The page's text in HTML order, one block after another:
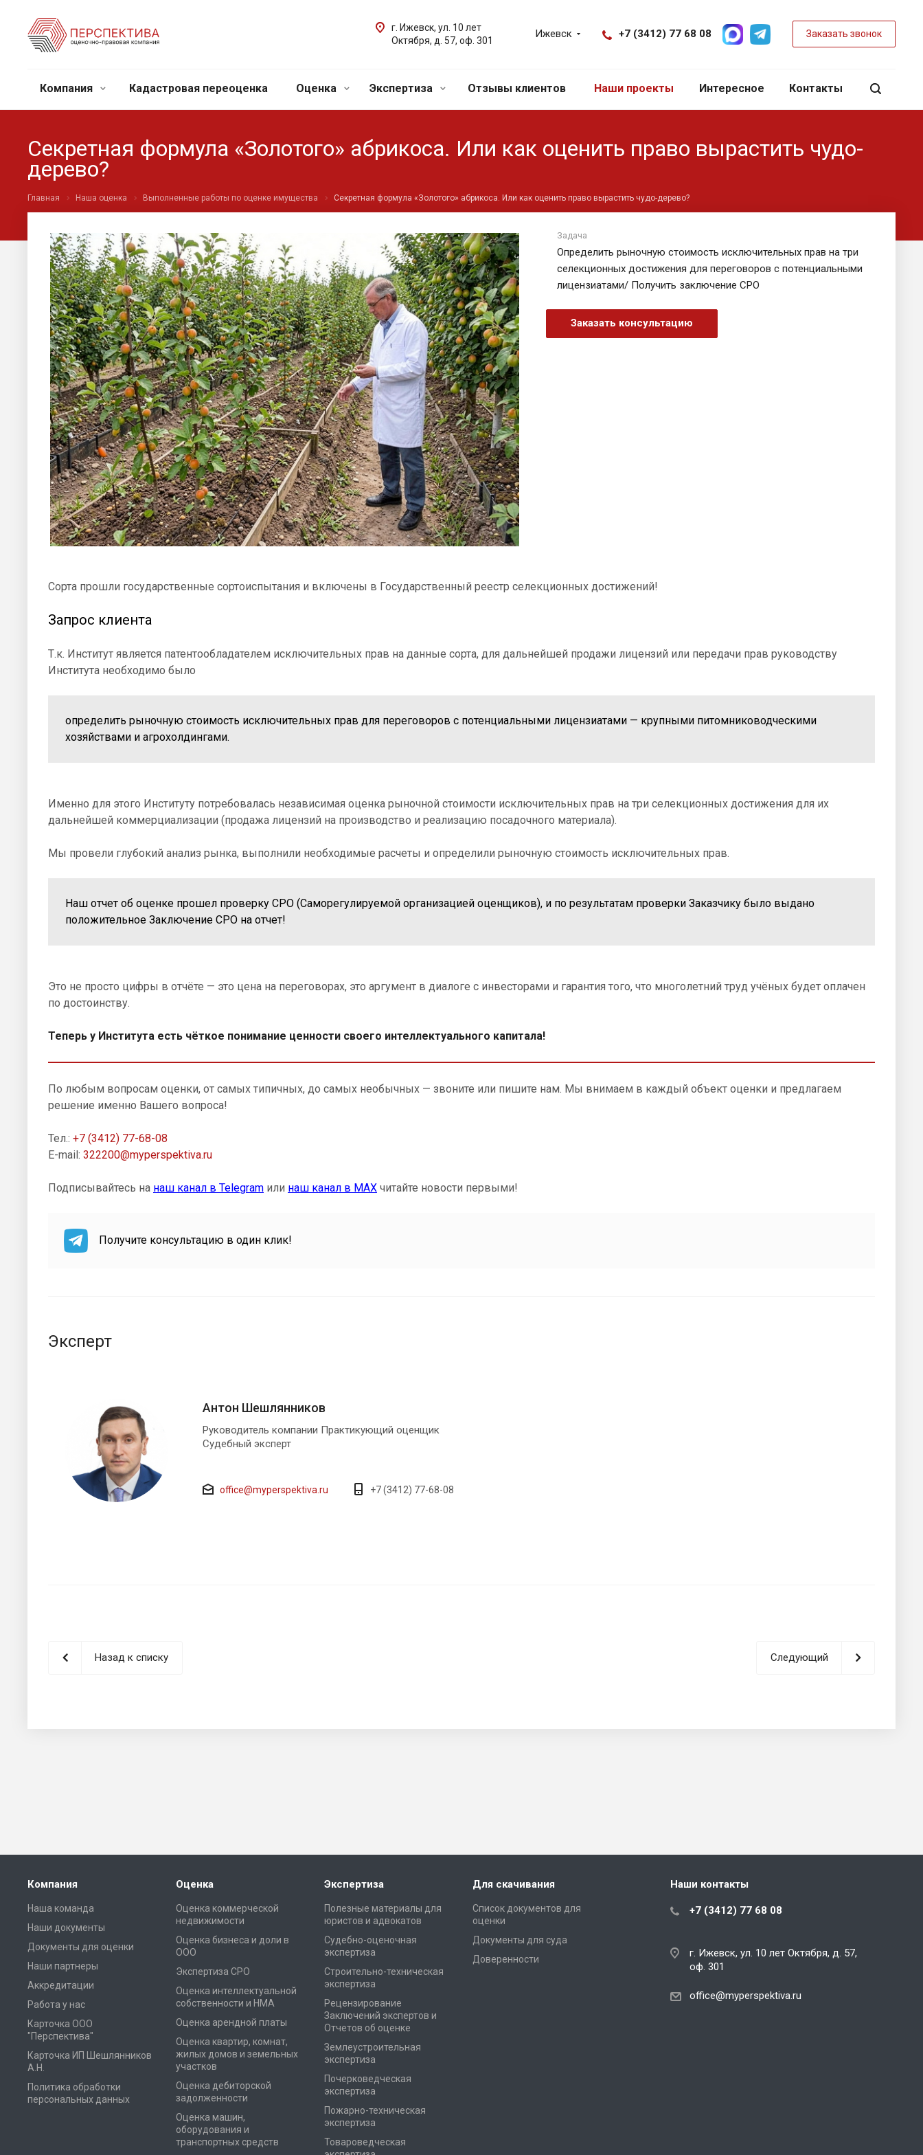
Ижевск +7 (3412) 77 68 08 Заказать звонок
г. Ижевск, ул. 10 лет
Октября, д. 57, оф. 301
Компания Кадастровая переоценка Оценка Экспертиза Отзывы клиентов Наши проекты Интересное Контакты
Секретная формула «Золотого» абрикоса. Или как оценить право вырастить чудо-
дерево?
Главная Наша оценка Выполненные работы по оценке имущества Секретная формула «Золотого» абрикоса. Или как оценить право вырастить чудо-дерево?
Задача
Определить рыночную стоимость исключительных прав на три
селекционных достижения для переговоров с потенциальными
лицензиатами/ Получить заключение СРО
Заказать консультацию
Сорта прошли государственные сортоиспытания и включены в Государственный реестр селекционных достижений!
Запрос клиента
Т.к. Институт является патентообладателем исключительных прав на данные сорта, для дальнейшей продажи лицензий или передачи прав руководству
Института необходимо было
определить рыночную стоимость исключительных прав для переговоров с потенциальными лицензиатами — крупными питомниководческими
хозяйствами и агрохолдингами.
Именно для этого Институту потребовалась независимая оценка рыночной стоимости исключительных прав на три селекционных достижения для их
дальнейшей коммерциализации (продажа лицензий на производство и реализацию посадочного материала).
Мы провели глубокий анализ рынка, выполнили необходимые расчеты и определили рыночную стоимость исключительных прав.
Наш отчет об оценке прошел проверку СРО (Саморегулируемой организацией оценщиков), и по результатам проверки Заказчику было выдано
положительное Заключение СРО на отчет!
Это не просто цифры в отчёте — это цена на переговорах, это аргумент в диалоге с инвесторами и гарантия того, что многолетний труд учёных будет оплачен
по достоинству.
Теперь у Института есть чёткое понимание ценности своего интеллектуального капитала!
По любым вопросам оценки, от самых типичных, до самых необычных — звоните или пишите нам. Мы внимаем в каждый объект оценки и предлагаем
решение именно Вашего вопроса!
Тел.: +7 (3412) 77-68-08
E-mail: 322200@myperspektiva.ru
Подписывайтесь на наш канал в Telegram или наш канал в MAX читайте новости первыми!
Получите консультацию в один клик!
Эксперт
Антон Шешлянников
Руководитель компании Практикующий оценщик
Судебный эксперт
office@myperspektiva.ru +7 (3412) 77-68-08
Назад к списку Следующий
Компания
Наша команда
Наши документы
Документы для оценки
Наши партнеры
Аккредитации
Работа у нас
Карточка ООО
"Перспектива"
Карточка ИП Шешлянников
А.Н.
Политика обработки
персональных данных
Оценка
Оценка коммерческой
недвижимости
Оценка бизнеса и доли в
ООО
Экспертиза СРО
Оценка интеллектуальной
собственности и НМА
Оценка арендной платы
Оценка квартир, комнат,
жилых домов и земельных
участков
Оценка дебиторской
задолженности
Оценка машин,
оборудования и
транспортных средств
Экспертиза
Полезные материалы для
юристов и адвокатов
Cудебно-оценочная
экспертиза
Cтроительно-техническая
экспертиза
Рецензирование
Заключений экспертов и
Отчетов об оценке
Землеустроительная
экспертиза
Почерковедческая
экспертиза
Пожарно-техническая
экспертиза
Товароведческая
Для скачивания
Список документов для
оценки
Документы для суда
Доверенности
Наши контакты
+7 (3412) 77 68 08
г. Ижевск, ул. 10 лет Октября, д. 57,
оф. 301
office@myperspektiva.ru